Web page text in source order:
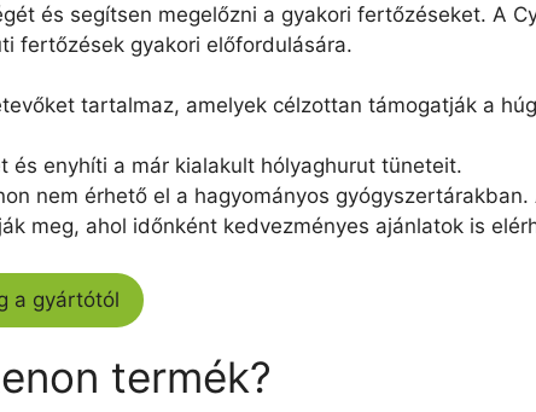
és segítsen megelőzni a gyakori fertőzéseket. A
fertőzések gyakori előfordulására.
tartalmaz, amelyek célzottan támogatják a
és enyhíti a már kialakult hólyaghurut tüneteit.
nem érhető el a hagyományos gyógyszertárakban.
meg, ahol időnként kedvezményes ajánlatok is
a gyártótól
termék?